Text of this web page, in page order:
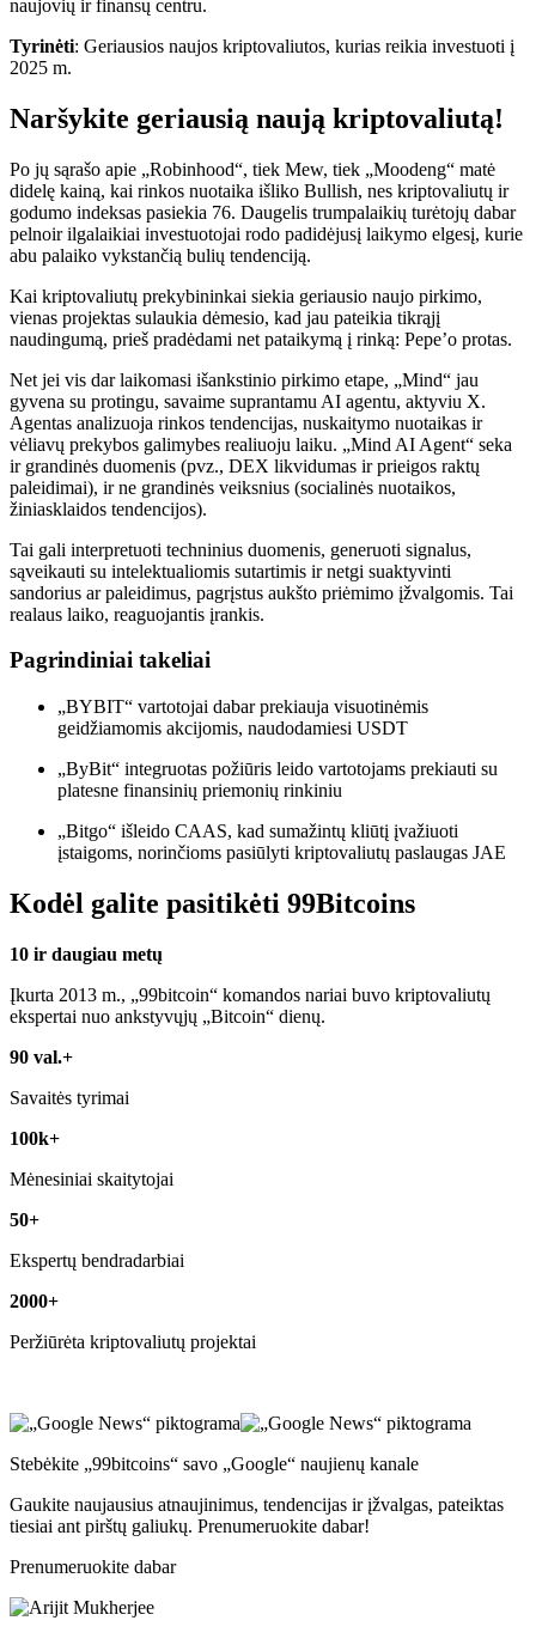
naujovių ir finansų centru.
Tyrinėti: Geriausios naujos kriptovaliutos, kurias reikia investuoti į
2025 m.
Naršykite geriausią naują kriptovaliutą!
Po jų sąrašo apie „Robinhood“, tiek Mew, tiek „Moodeng“ matė
didelę kainą, kai rinkos nuotaika išliko Bullish, nes kriptovaliutų ir
godumo indeksas pasiekia 76. Daugelis trumpalaikių turėtojų dabar
pelnoir ilgalaikiai investuotojai rodo padidėjusį laikymo elgesį, kurie
abu palaiko vykstančią bulių tendenciją.
Kai kriptovaliutų prekybininkai siekia geriausio naujo pirkimo,
vienas projektas sulaukia dėmesio, kad jau pateikia tikrąjį
naudingumą, prieš pradėdami net pataikymą į rinką: Pepe’o protas.
Net jei vis dar laikomasi išankstinio pirkimo etape, „Mind“ jau
gyvena su protingu, savaime suprantamu AI agentu, aktyviu X.
Agentas analizuoja rinkos tendencijas, nuskaitymo nuotaikas ir
vėliavų prekybos galimybes realiuoju laiku. „Mind AI Agent“ seka
ir grandinės duomenis (pvz., DEX likvidumas ir prieigos raktų
paleidimai), ir ne grandinės veiksnius (socialinės nuotaikos,
žiniasklaidos tendencijos).
Tai gali interpretuoti techninius duomenis, generuoti signalus,
sąveikauti su intelektualiomis sutartimis ir netgi suaktyvinti
sandorius ar paleidimus, pagrįstus aukšto priėmimo įžvalgomis. Tai
realaus laiko, reaguojantis įrankis.
Pagrindiniai takeliai
„BYBIT“ vartotojai dabar prekiauja visuotinėmis
geidžiamomis akcijomis, naudodamiesi USDT
„ByBit“ integruotas požiūris leido vartotojams prekiauti su
platesne finansinių priemonių rinkiniu
„Bitgo“ išleido CAAS, kad sumažintų kliūtį įvažiuoti
įstaigoms, norinčioms pasiūlyti kriptovaliutų paslaugas JAE
Kodėl galite pasitikėti 99Bitcoins
10 ir daugiau metų
Įkurta 2013 m., „99bitcoin“ komandos nariai buvo kriptovaliutų
ekspertai nuo ankstyvųjų „Bitcoin“ dienų.
90 val.+
Savaitės tyrimai
100k+
Mėnesiniai skaitytojai
50+
Ekspertų bendradarbiai
2000+
Peržiūrėta kriptovaliutų projektai
Stebėkite „99bitcoins“ savo „Google“ naujienų kanale
Gaukite naujausius atnaujinimus, tendencijas ir įžvalgas, pateiktas
tiesiai ant pirštų galiukų. Prenumeruokite dabar!
Prenumeruokite dabar